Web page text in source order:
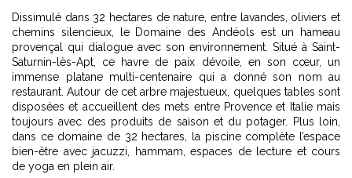
Dissimulé dans 32 hectares de nature, entre lavandes, oliviers et
chemins silencieux, le Domaine des Andéols est un hameau
provençal qui dialogue avec son environnement. Situé à Saint-
Saturnin-lès-Apt, ce havre de paix dévoile, en son cœur, un
immense platane multi-centenaire qui a donné son nom au
restaurant. Autour de cet arbre majestueux, quelques tables sont
disposées et accueillent des mets entre Provence et Italie mais
toujours avec des produits de saison et du potager. Plus loin,
dans ce domaine de 32 hectares, la piscine complète l’espace
bien-être avec jacuzzi, hammam, espaces de lecture et cours
de yoga en plein air.